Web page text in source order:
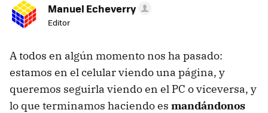
Manuel Echeverry
Editor
A todos en algún momento nos ha pasado:
estamos en el celular viendo una página, y
queremos seguirla viendo en el PC o viceversa, y
lo que terminamos haciendo es mandándonos